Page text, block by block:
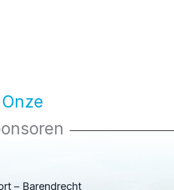
Onze
– Barendrecht